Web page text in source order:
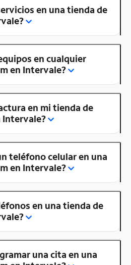
en una tienda de
en cualquier
en Intervale?
en mi tienda de
Intervale?
teléfono celular en una
en Intervale?
en una tienda de
una cita en una